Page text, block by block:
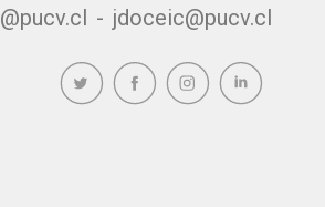
- jdoceic@pucv.cl